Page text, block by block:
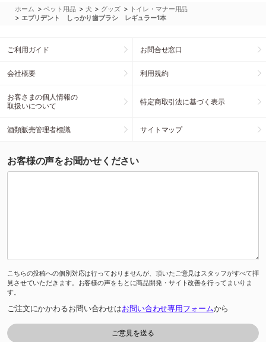
ホーム >ペット用品 > 犬 > グッズ > トイレ・マナー用品
> エブリデント しっかり歯ブラシ レギュラー1本
ご利用ガイド お問合せ窓口
会社概要 利用規約
お客さまの個人情報の
取扱いについて
特定商取引法に基づく表示
酒類販売管理者標識 サイトマップ
お客様の声をお聞かせください
こちらの投稿への個別対応は行っておりませんが、頂いたご意見はスタッフがすべて拝
見させていただきます。お客様の声をもとに商品開発・サイト改善を行ってまいりま
す。
ご注文にかかわるお問い合わせはお問い合わせ専用フォームから